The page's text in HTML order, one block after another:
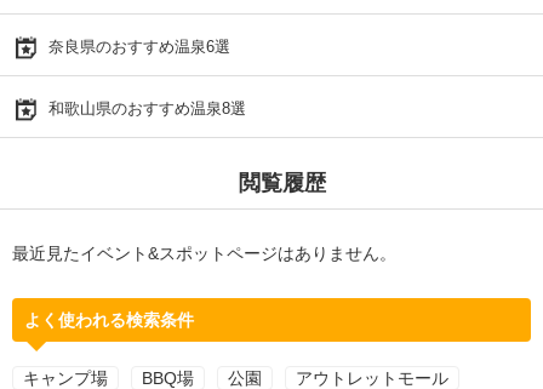
奈良県のおすすめ温泉6選
和歌山県のおすすめ温泉8選
閲覧履歴
最近見たイベント&スポットページはありません。
よく使われる検索条件
キャンプ場 BBQ場 公園 アウトレットモール